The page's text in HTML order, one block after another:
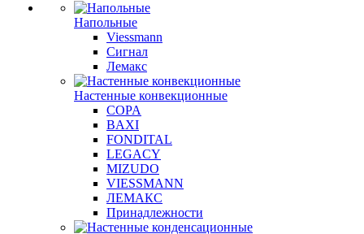
Напольные
Viessmann
Сигнал
Лемакс
Настенные конвекционные
COPA
BAXI
FONDITAL
LEGACY
MIZUDO
VIESSMANN
ЛЕМАКС
Принадлежности